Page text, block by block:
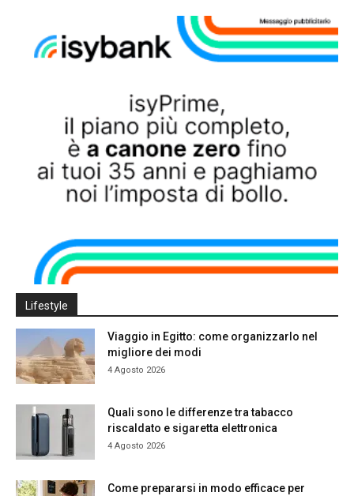
Lifestyle
Viaggio in Egitto: come organizzarlo nel
migliore dei modi
4 Agosto 2026
Quali sono le differenze tra tabacco
riscaldato e sigaretta elettronica
4 Agosto 2026
Come prepararsi in modo efficace per